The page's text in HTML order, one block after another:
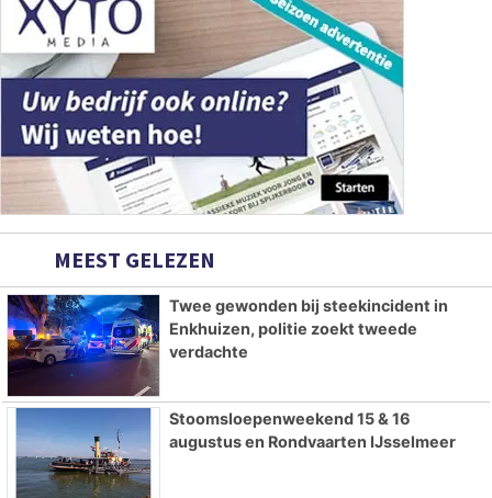
MEEST GELEZEN
Twee gewonden bij steekincident in
Enkhuizen, politie zoekt tweede
verdachte
Stoomsloepenweekend 15 & 16
augustus en Rondvaarten IJsselmeer